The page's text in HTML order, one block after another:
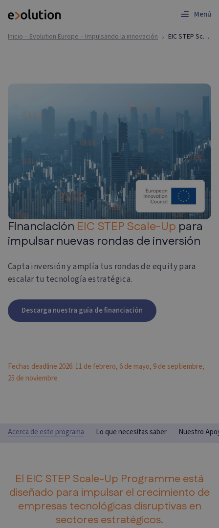
Menú
Inicio – Evolution Europe – Impulsando la innovación EIC STEP Scale-Up | Apoyo a la solicitud
Financiación EIC STEP Scale-Up para
impulsar nuevas rondas de inversión
Capta inversión y amplía tus rondas de equity para
escalar tu tecnología estratégica.
Descarga nuestra guía de financiación
Fechas deadline 2026: 11 de febrero, 6 de mayo, 9 de septiembre,
25 de noviembre
Acerca de este programa Lo que necesitas saber Nuestro
El EIC STEP Scale-Up Programme está
diseñado para impulsar el crecimiento de
empresas tecnológicas disruptivas en
sectores estratégicos.